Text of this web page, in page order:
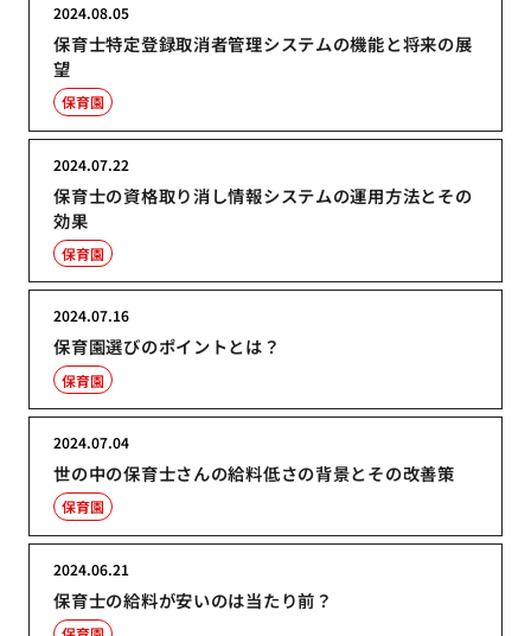
保育士特定登録取消者管理システムの機能と将来の展
望
2024.08.05
保育園
保育士の資格取り消し情報システムの運用方法とその
効果
2024.07.22
保育園
保育園選びのポイントとは？
2024.07.16
保育園
世の中の保育士さんの給料低さの背景とその改善策
2024.07.04
保育園
保育士の給料が安いのは当たり前？
2024.06.21